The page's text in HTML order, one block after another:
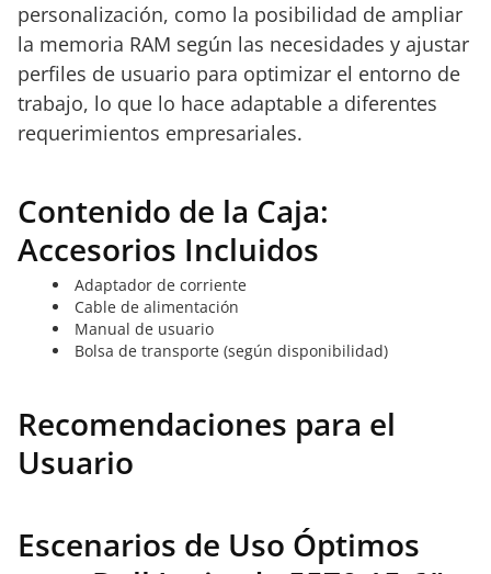
personalización, como la posibilidad de ampliar
la memoria RAM según las necesidades y ajustar
perfiles de usuario para optimizar el entorno de
trabajo, lo que lo hace adaptable a diferentes
requerimientos empresariales.
Contenido de la Caja:
Accesorios Incluidos
Adaptador de corriente
Cable de alimentación
Manual de usuario
Bolsa de transporte (según disponibilidad)
Recomendaciones para el
Usuario
Escenarios de Uso Óptimos